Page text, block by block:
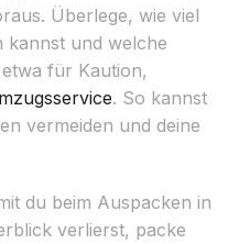
Überlege, wie viel
kannst und welche
für Kaution,
. So kannst
vermeiden und deine
du beim Auspacken in
verlierst, packe